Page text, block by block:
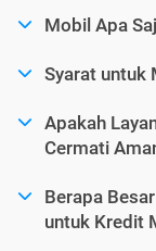
Mobil Apa
Syarat untuk
Apakah
Cermati
Berapa
untuk Kredit